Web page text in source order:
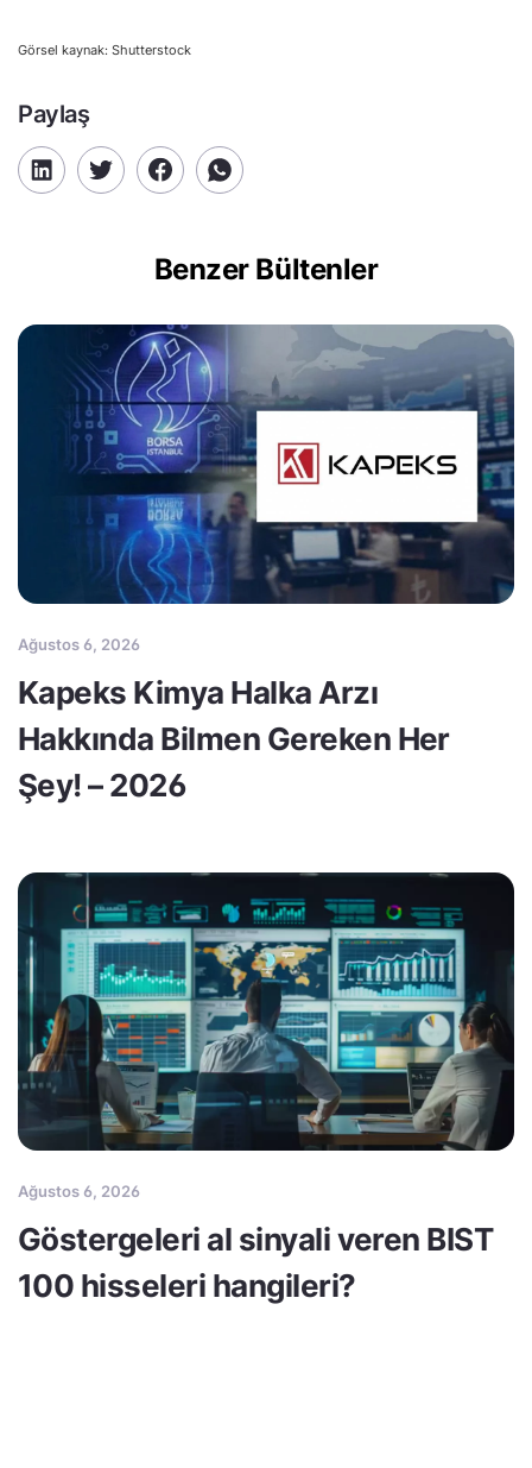
Görsel kaynak: Shutterstock
Paylaş
Benzer Bültenler
Ağustos 6, 2026
Kapeks Kimya Halka Arzı
Hakkında Bilmen Gereken Her
Şey! – 2026
Ağustos 6, 2026
Göstergeleri al sinyali veren BIST
100 hisseleri hangileri?